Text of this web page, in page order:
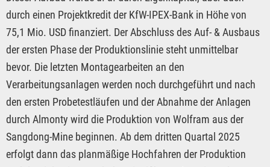
durch einen Projektkredit der KfW-IPEX-Bank in Höhe von
75,1 Mio. USD finanziert. Der Abschluss des Auf- & Ausbaus
der ersten Phase der Produktionslinie steht unmittelbar
bevor. Die letzten Montagearbeiten an den
Verarbeitungsanlagen werden noch durchgeführt und nach
den ersten Probetestläufen und der Abnahme der Anlagen
durch Almonty wird die Produktion von Wolfram aus der
Sangdong-Mine beginnen. Ab dem dritten Quartal 2025
erfolgt dann das planmäßige Hochfahren der Produktion